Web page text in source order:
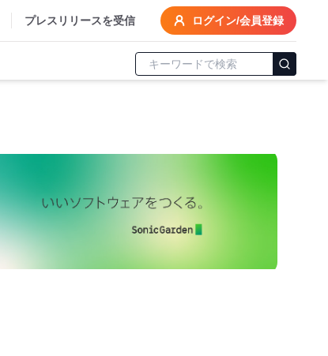
プレスリリースを受信 ログイン/会員登録